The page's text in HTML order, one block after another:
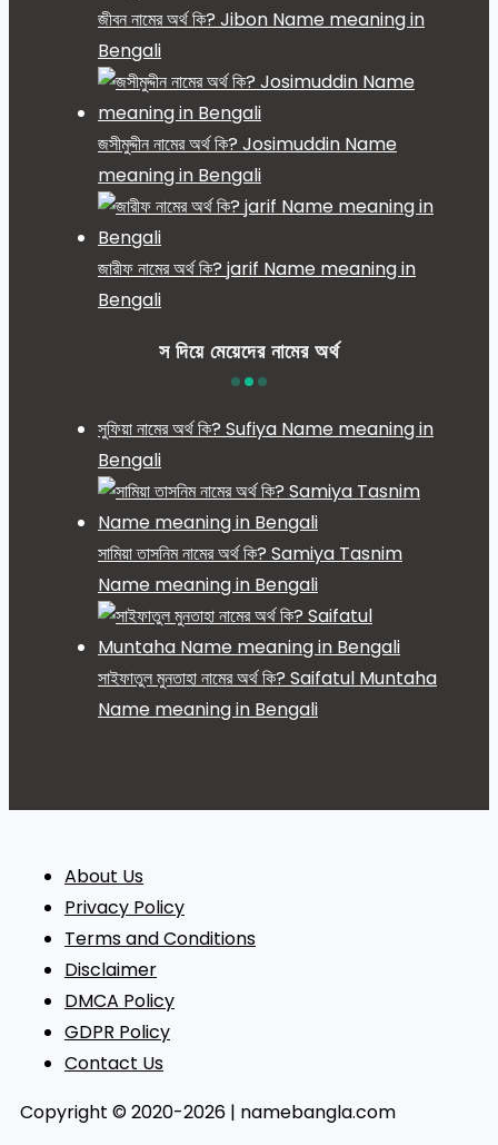
জীবন নামের অর্থ কি? Jibon Name meaning in
Bengali
জসীমুদ্দীন নামের অর্থ কি? Josimuddin Name
meaning in Bengali
জারীফ নামের অর্থ কি? jarif Name meaning in
Bengali
স দিয়ে মেয়েদের নামের অর্থ
সুফিয়া নামের অর্থ কি? Sufiya Name meaning in
Bengali
সামিয়া তাসনিম নামের অর্থ কি? Samiya Tasnim
Name meaning in Bengali
সাইফাতুল মুনতাহা নামের অর্থ কি? Saifatul Muntaha
Name meaning in Bengali
About Us
Privacy Policy
Terms and Conditions
Disclaimer
DMCA Policy
GDPR Policy
Contact Us
Copyright © 2020-2026 | namebangla.com